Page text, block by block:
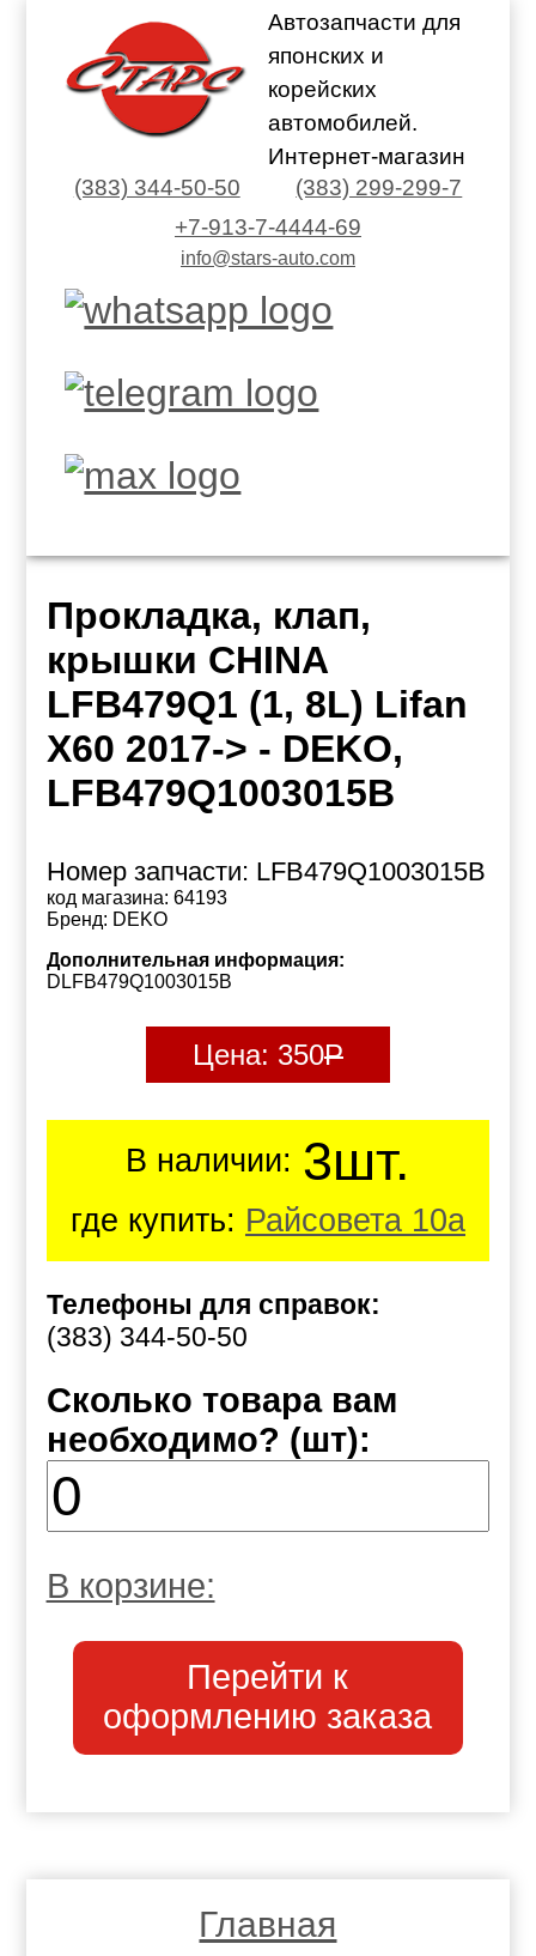
Автозапчасти для
японских и
корейских
автомобилей.
Интернет-магазин
(383) 344-50-50
(383) 299-299-7
+7-913-7-4444-69
info@stars-auto.com
Прокладка, клап,
крышки CHINA
LFB479Q1 (1, 8L) Lifan
X60 2017-> - DEKO,
LFB479Q1003015B
Номер запчасти: LFB479Q1003015B
код магазина: 64193
Бренд: DEKO
Дополнительная информация:
DLFB479Q1003015B
Цена: 350Р
В наличии: 3шт.
где купить: Райсовета 10а
Телефоны для справок:
(383) 344-50-50
Сколько товара вам
необходимо? (шт):
В корзине:
Перейти к
оформлению заказа
Главная